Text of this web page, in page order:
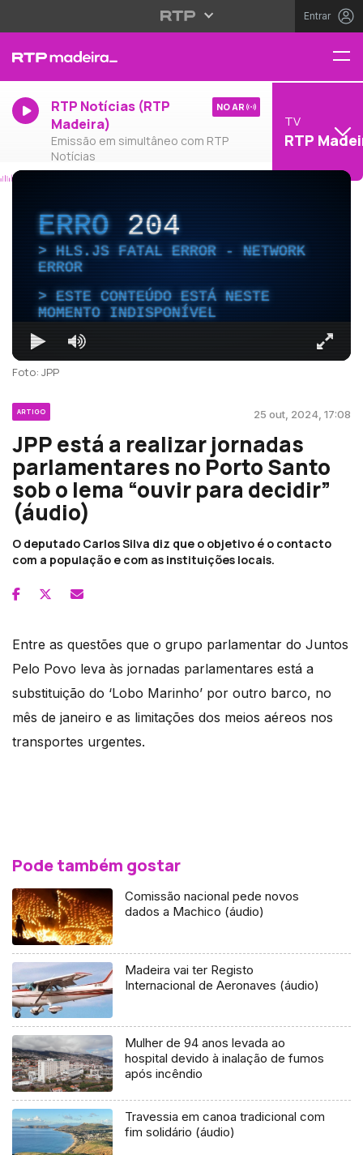
Entrar
RTP Notícias (RTP
Madeira)
Emissão em simultâneo com RTP
Notícias
NO AR
TV
RTP
ERRO204
HLS.JS FATAL ERROR - NETWORK
ERROR
ESTE CONTEÚDO ESTÁ NESTE
MOMENTO INDISPONÍVEL
Foto: JPP
ARTIGO 25 out, 2024, 17:08
JPP está a realizar jornadas
parlamentares no Porto Santo
sob o lema “ouvir para decidir”
(áudio)
O deputado Carlos Silva diz que o objetivo é o contacto
com a população e com as instituições locais.
Entre as questões que o grupo parlamentar do Juntos
Pelo Povo leva às jornadas parlamentares está a
substituição do ‘Lobo Marinho’ por outro barco, no
mês de janeiro e as limitações dos meios aéreos nos
transportes urgentes.
Pode também gostar
Comissão nacional pede novos
dados a Machico (áudio)
Madeira vai ter Registo
Internacional de Aeronaves (áudio)
Mulher de 94 anos levada ao
hospital devido à inalação de fumos
após incêndio
Travessia em canoa tradicional com
fim solidário (áudio)